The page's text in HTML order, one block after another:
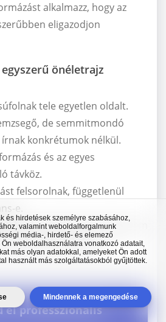
és hirdetések személyre szabásához,
valamint weboldalforgalmunk
média-, hirdető- és elemező
weboldalhasználatra vonatkozó adatait,
más olyan adatokkal, amelyeket Ön adott
használt más szolgáltatásokból gyűjtöttek.
Mindennek a megengedése
alkalmazz, hogy az
eligazodjon
önéletrajz
tele egyetlen oldalt.
de semmitmondó
konkrétumok nélkül.
és az egyes
távköz.
felsorolnak, függetlenül
e.
használnak, amelyek nem
szoftverek számára.
el professzionális